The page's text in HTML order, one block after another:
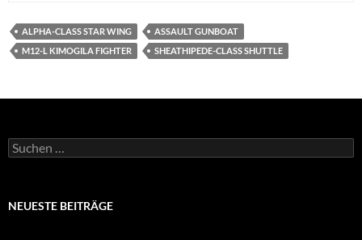
ALPHA-CLASS STAR WING
ASSAULT GUNBOAT
M12-L KIMOGILA FIGHTER
SHEATHIPEDE-CLASS SHUTTLE
Suchen
nach:
NEUESTE BEITRÄGE